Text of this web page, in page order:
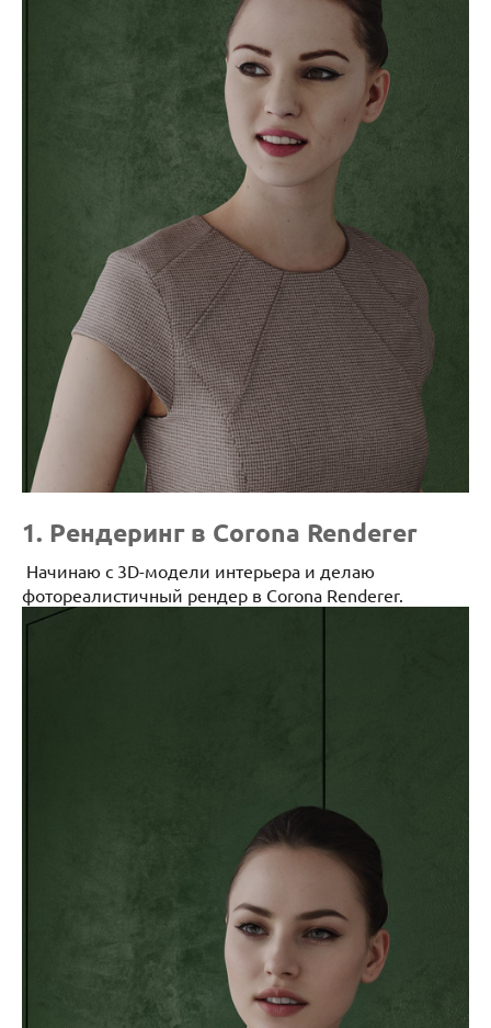
1. Рендеринг в Corona Renderer
Начинаю с 3D-модели интерьера и делаю
фотореалистичный рендер в Corona Renderer.